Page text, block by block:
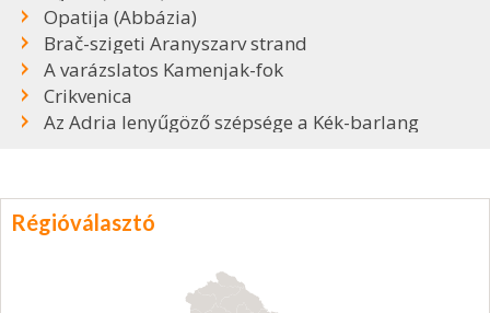
Opatija (Abbázia)
Brač-szigeti Aranyszarv strand
A varázslatos Kamenjak-fok
Crikvenica
Az Adria lenyűgöző szépsége a Kék-barlang
Régióválasztó